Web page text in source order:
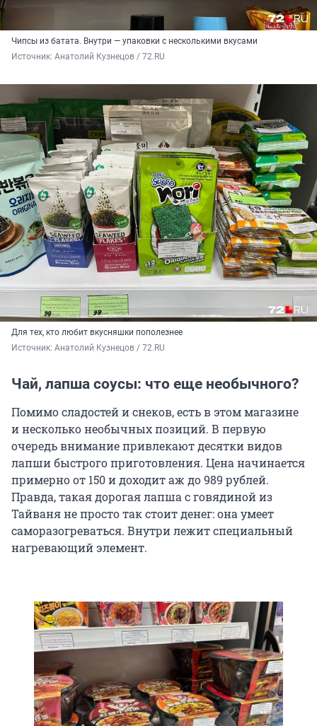
Чипсы из батата. Внутри — упаковки с несколькими вкусами
Источник: Анатолий Кузнецов / 72.RU
Для тех, кто любит вкусняшки пополезнее
Источник: Анатолий Кузнецов / 72.RU
Чай, лапша соусы: что еще необычного?
Помимо сладостей и снеков, есть в этом магазине
и несколько необычных позиций. В первую
очередь внимание привлекают десятки видов
лапши быстрого приготовления. Цена начинается
примерно от 150 и доходит аж до 989 рублей.
Правда, такая дорогая лапша с говядиной из
Тайваня не просто так стоит денег: она умеет
саморазогреваться. Внутри лежит специальный
нагревающий элемент.